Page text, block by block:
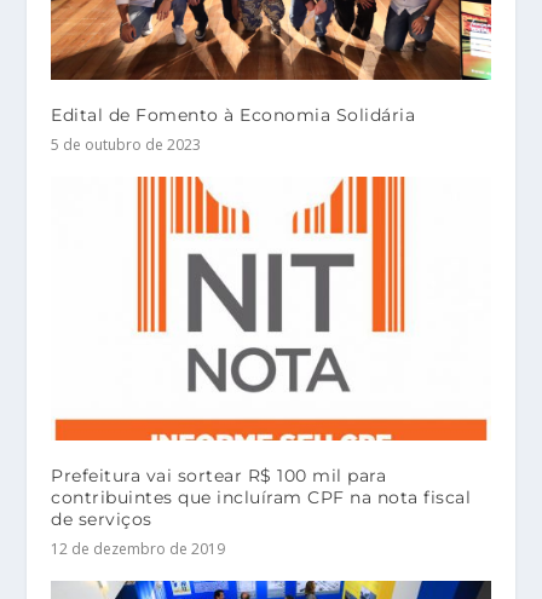
Edital de Fomento à Economia Solidária
5 de outubro de 2023
Prefeitura vai sortear R$ 100 mil para
contribuintes que incluíram CPF na nota fiscal
de serviços
12 de dezembro de 2019